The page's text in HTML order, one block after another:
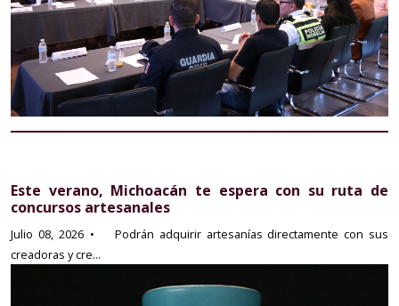
Este verano, Michoacán te espera con su ruta de
concursos artesanales
Julio 08, 2026 • Podrán adquirir artesanías directamente con sus
creadoras y cre...